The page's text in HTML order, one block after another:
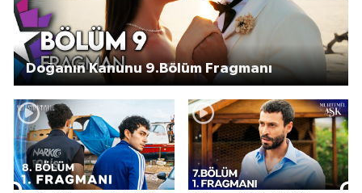
Doğanın Kanunu 9.Bölüm Fragmanı